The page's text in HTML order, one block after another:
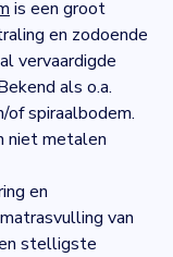
is een groot
en zodoende
vervaardigde
als o.a.
of spiraalbodem.
niet metalen
en
van
stelligste